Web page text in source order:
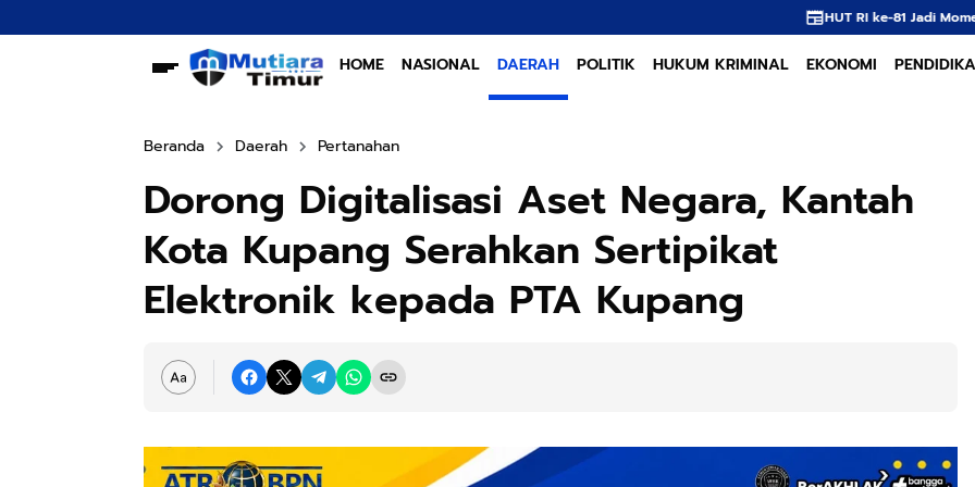
HUT RI ke-81 Jadi Momentum, APNI Dorong Hilirisasi
HOME NASIONAL DAERAH POLITIK HUKUM KRIMINAL EKONOMI
Beranda Daerah Pertanahan
Dorong Digitalisasi Aset Negara, Kantah
Kota Kupang Serahkan Sertipikat
Elektronik kepada PTA Kupang